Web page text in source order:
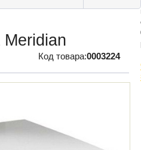
Код товара:0003224